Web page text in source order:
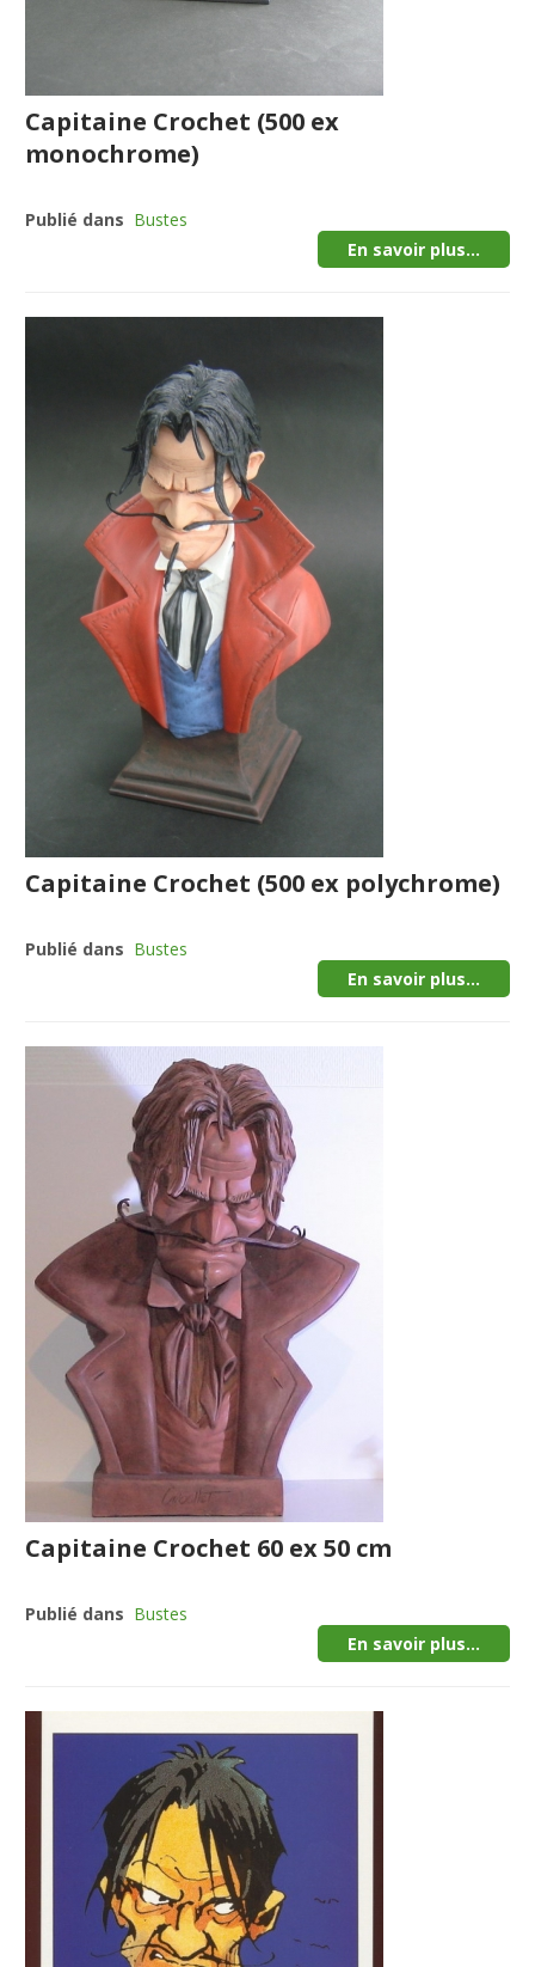
Capitaine Crochet (500 ex
monochrome)
Publié dans Bustes
En savoir plus...
Capitaine Crochet (500 ex polychrome)
Publié dans Bustes
En savoir plus...
Capitaine Crochet 60 ex 50 cm
Publié dans Bustes
En savoir plus...